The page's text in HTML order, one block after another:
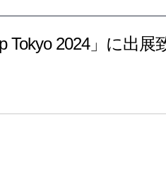
Tokyo 2024」に出展